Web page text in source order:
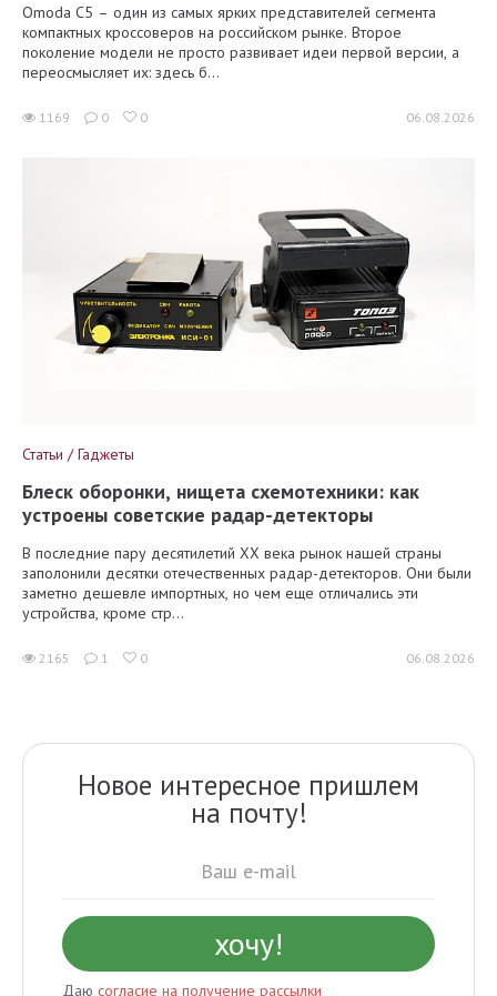
Omoda C5 – один из самых ярких представителей сегмента
компактных кроссоверов на российском рынке. Второе
поколение модели не просто развивает идеи первой версии, а
переосмысляет их: здесь б...
1169 0 0 06.08.2026
Статьи / Гаджеты
Блеск оборонки, нищета схемотехники: как
устроены советские радар-детекторы
В последние пару десятилетий XX века рынок нашей страны
заполонили десятки отечественных радар-детекторов. Они были
заметно дешевле импортных, но чем еще отличались эти
устройства, кроме стр...
2165 1 0 06.08.2026
Новое интересное пришлем
на почту!
Даю согласие на получение рассылки